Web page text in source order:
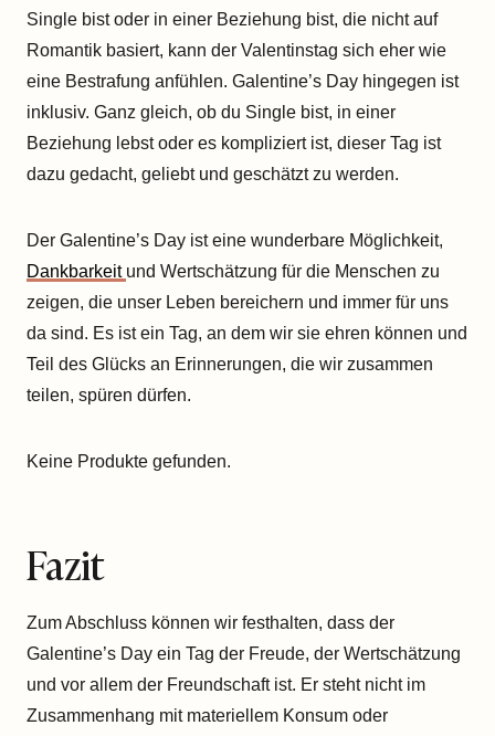
Single bist oder in einer Beziehung bist, die nicht auf
Romantik basiert, kann der Valentinstag sich eher wie
eine Bestrafung anfühlen. Galentine’s Day hingegen ist
inklusiv. Ganz gleich, ob du Single bist, in einer
Beziehung lebst oder es kompliziert ist, dieser Tag ist
dazu gedacht, geliebt und geschätzt zu werden.
Der Galentine’s Day ist eine wunderbare Möglichkeit,
Dankbarkeit und Wertschätzung für die Menschen zu
zeigen, die unser Leben bereichern und immer für uns
da sind. Es ist ein Tag, an dem wir sie ehren können und
Teil des Glücks an Erinnerungen, die wir zusammen
teilen, spüren dürfen.
Keine Produkte gefunden.
Fazit
Zum Abschluss können wir festhalten, dass der
Galentine’s Day ein Tag der Freude, der Wertschätzung
und vor allem der Freundschaft ist. Er steht nicht im
Zusammenhang mit materiellem Konsum oder